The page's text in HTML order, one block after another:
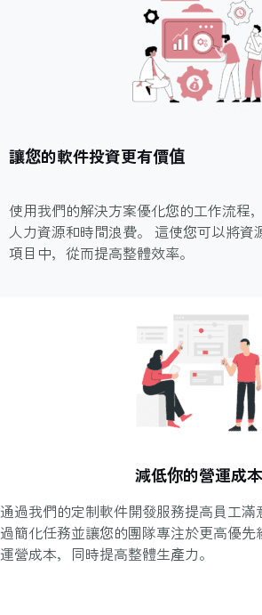
讓您的軟件投資更有價值
使用我們的解決方案優化您的工作流程
人力資源和時間浪費。 這使您可以將資
項目中，從而提高整體效率。
減低你的營運成本
通過我們的定制軟件開發服務提高員工滿
過簡化任務並讓您的團隊專注於更高優
運營成本，同時提高整體生產力。